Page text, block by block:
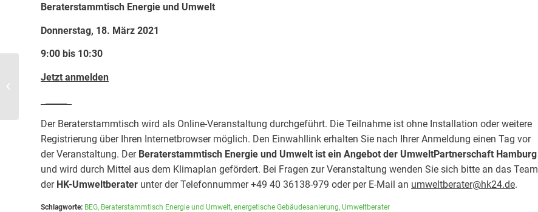
Beraterstammtisch Energie und Umwelt
Donnerstag, 18. März 2021
9:00 bis 10:30
Jetzt anmelden
Der Beraterstammtisch wird als Online-Veranstaltung durchgeführt. Die Teilnahme ist ohne Installation oder weitere
Registrierung über Ihren Internetbrowser möglich. Den Einwahllink erhalten Sie nach Ihrer Anmeldung einen Tag vor
der Veranstaltung. DerBeraterstammtisch Energie und Umwelt ist ein Angebot der UmweltPartnerschaft Hamburg
und wird durch Mittel aus dem Klimaplan gefördert. Bei Fragen zur Veranstaltung wenden Sie sich bitte an das Team
derHK-Umweltberater unter der Telefonnummer +49 40 36138-979 oder per E-Mail an umweltberater@hk24.de.
Schlagworte: BEG, Beraterstammtisch Energie und Umwelt, energetische Gebäudesanierung, Umweltberater